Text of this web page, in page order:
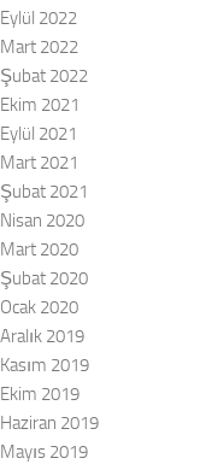
Eylül 2022
Mart 2022
Şubat 2022
Ekim 2021
Eylül 2021
Mart 2021
Şubat 2021
Nisan 2020
Mart 2020
Şubat 2020
Ocak 2020
Aralık 2019
Kasım 2019
Ekim 2019
Haziran 2019
Mayıs 2019